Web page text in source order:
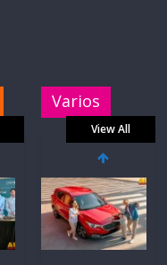
Varios
View All